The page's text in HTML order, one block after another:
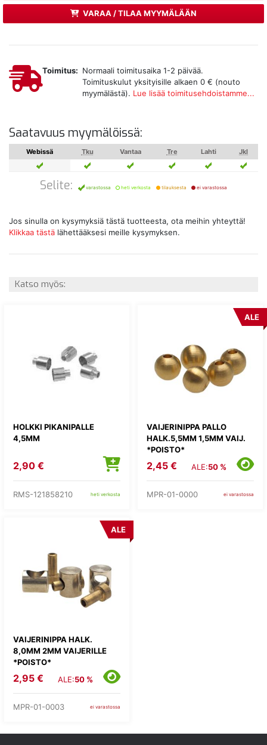
VARAA / TILAA MYYMÄLÄÄN
Toimitus: Normaali toimitusaika 1-2 päivää.
Toimituskulut yksityisille alkaen 0 € (nouto
myymälästä). Lue lisää toimitusehdoistamme...
Saatavuus myymälöissä:
Webissä Tku Vantaa Tre Lahti Jkl
Selite: varastossa heti verkosta tilauksesta ei varastossa
Jos sinulla on kysymyksiä tästä tuotteesta, ota meihin yhteyttä!
Klikkaa tästä lähettääksesi meille kysymyksen.
Katso myös:
HOLKKI PIKANIPALLE
4,5MM
2,90 €
RMS-121858210 heti verkosta
VAIJERINIPPA PALLO
HALK.5,5MM 1,5MM VAIJ.
*POISTO*
ALE
2,45 € ALE:50 %
MPR-01-0000 ei varastossa
VAIJERINIPPA HALK.
8,0MM 2MM VAIJERILLE
*POISTO*
ALE
2,95 € ALE:50 %
MPR-01-0003 ei varastossa